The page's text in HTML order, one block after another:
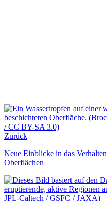
Zurück
Neue Einblicke in das
Oberflächen